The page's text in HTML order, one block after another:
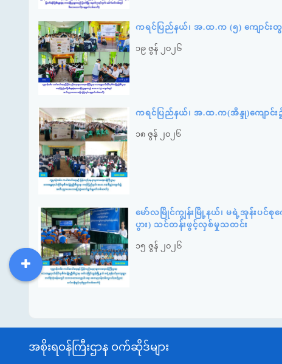
ကရင်ပြည်နယ်၊ အ.ထ.က (၅) ကျောင်း
၁၉ ဇွန် ၂၀၂၆
ကရင်ပြည်နယ်၊ အ.ထ.က(အိန္ဒု)ကျောင်
၁၈ ဇွန် ၂၀၂၆
မော်လမြိုင်ကျွန်းမြို့နယ်၊ မရဲ့အုန်းပင်
ပွား) သင်တန်းဖွင့်လှစ်မှုသတင်း
၁၅ ဇွန် ၂၀၂၆
အစိုးရဝန်ကြီးဌာန ဝက်ဆိုဒ်များ
DDM